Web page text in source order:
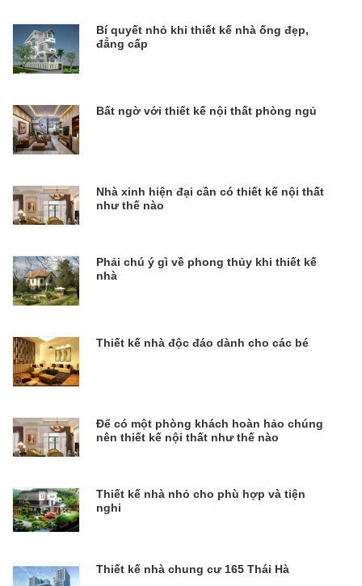
Bí quyết nhỏ khi thiết kế nhà ống đẹp,
đẳng cấp
Bất ngờ với thiết kế nội thất phòng ngủ
Nhà xinh hiện đại cần có thiết kế nội thất
như thế nào
Phải chú ý gì về phong thủy khi thiết kế
nhà
Thiết kế nhà độc đáo dành cho các bé
Để có một phòng khách hoàn hảo chúng
nên thiết kế nội thất như thế nào
Thiết kế nhà nhỏ cho phù hợp và tiện
nghi
Thiết kế nhà chung cư 165 Thái Hà